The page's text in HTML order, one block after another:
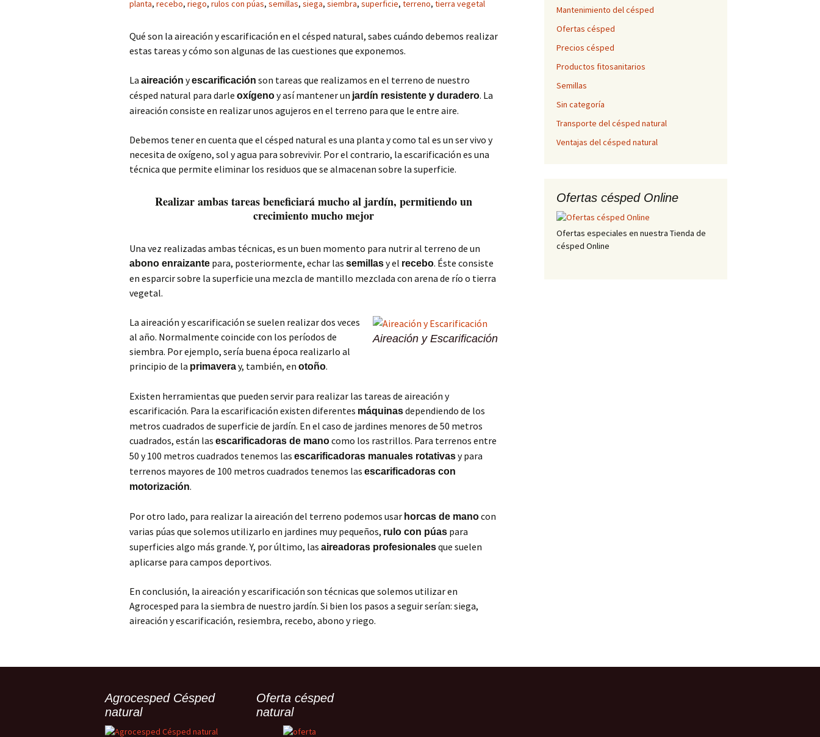
planta, recebo, riego, rulos con púas, semillas, siega, siembra, superficie, terreno, tierra vegetal
Qué son la aireación y escarificación en el césped natural, sabes cuándo debemos realizar
estas tareas y cómo son algunas de las cuestiones que exponemos.
La aireación yescarificación son tareas que realizamos en el terreno de nuestro
césped natural para darle oxígenoy así mantener un jardín resistente y duradero. La
aireación consiste en realizar unos agujeros en el terreno para que le entre aire.
Debemos tener en cuenta que el césped natural es una planta y como tal es un ser vivo y
necesita de oxígeno, sol y agua para sobrevivir. Por el contrario, la escarificación es una
técnica que permite eliminar los residuos que se almacenan sobre la superficie.
Realizar ambas tareas beneficiará mucho al jardín, permitiendo un
crecimiento mucho mejor
Una vez realizadas ambas técnicas, es un buen momento para nutrir al terreno de un
abono enraizante para, posteriormente, echar las semillasy el recebo. Éste consiste
en esparcir sobre la superficie una mezcla de mantillo mezclada con arena de río o tierra
vegetal.
Aireación y Escarificación
La aireación y escarificación se suelen realizar dos veces
al año. Normalmente coincide con los períodos de
siembra. Por ejemplo, sería buena época realizarlo al
principio de la primaveray, también, en otoño.
Existen herramientas que pueden servir para realizar las tareas de aireación y
escarificación. Para la escarificación existen diferentes máquinasdependiendo de los
metros cuadrados de superficie de jardín. En el caso de jardines menores de 50 metros
cuadrados, están las escarificadoras de manocomo los rastrillos. Para terrenos entre
50 y 100 metros cuadrados tenemos las escarificadoras manuales rotativasy para
terrenos mayores de 100 metros cuadrados tenemos las escarificadoras con
motorización.
Por otro lado, para realizar la aireación del terreno podemos usar horcas de manocon
varias púas que solemos utilizarlo en jardines muy pequeños, rulo con púas para
superficies algo más grande. Y, por último, las aireadoras profesionalesque suelen
aplicarse para campos deportivos.
En conclusión, la aireación y escarificación son técnicas que solemos utilizar en
Agrocesped para la siembra de nuestro jardín. Si bien los pasos a seguir serían: siega,
aireación y escarificación, resiembra, recebo, abono y riego.
Mantenimiento del césped
Ofertas césped
Precios césped
Productos fitosanitarios
Semillas
Sin categoría
Transporte del césped natural
Ventajas del césped natural
Ofertas césped Online
Ofertas especiales en nuestra Tienda de
césped Online
Agrocesped Césped
natural
Oferta césped
natural